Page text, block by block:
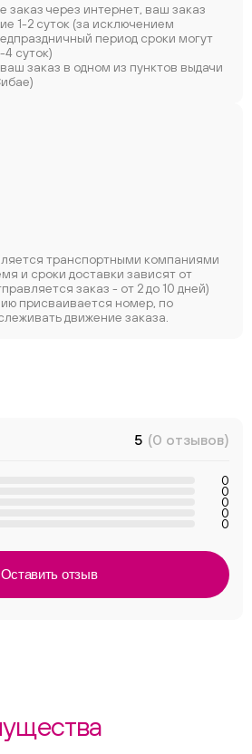
заказ через интернет, ваш заказ
1-2 суток (за исключением
период сроки могут
суток)
заказ в одном из пунктов выдачи
транспортными компаниями
и сроки доставки зависят от
заказ - от 2 до 10 дней)
присваивается номер, по
движение заказа.
5 (0 отзывов)
0
0
0
0
0
Оставить отзыв